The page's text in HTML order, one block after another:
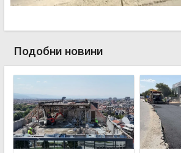
Подобни новини